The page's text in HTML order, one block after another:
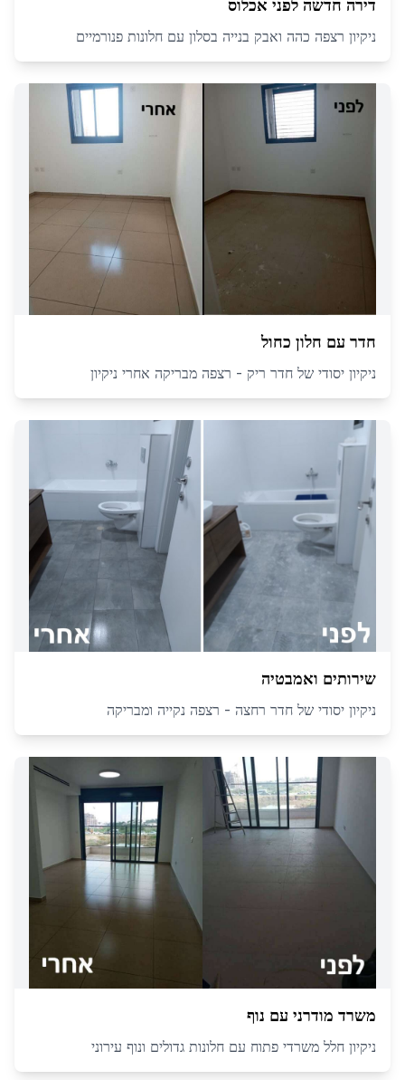
דירה חדשה לפני אכלוס
ניקיון רצפה כהה ואבק בנייה בסלון עם חלונות פנורמיים
חדר עם חלון כחול
ניקיון יסודי של חדר ריק - רצפה מבריקה אחרי ניקיון
שירותים ואמבטיה
ניקיון יסודי של חדר רחצה - רצפה נקייה ומבריקה
משרד מודרני עם נוף
ניקיון חלל משרדי פתוח עם חלונות גדולים ונוף עירוני